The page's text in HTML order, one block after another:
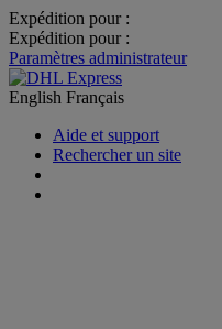
Expédition pour :
Expédition pour :
Paramètres administrateur
English Français
Aide et support
Rechercher un site